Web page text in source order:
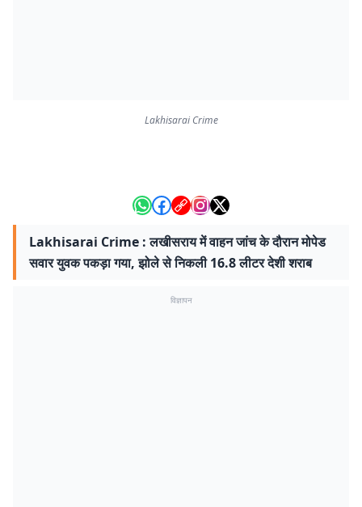
Lakhisarai Crime
Lakhisarai Crime : लखीसराय में वाहन जांच के दौरान मोपेड
सवार युवक पकड़ा गया, झोले से निकली 16.8 लीटर देशी शराब
विज्ञापन